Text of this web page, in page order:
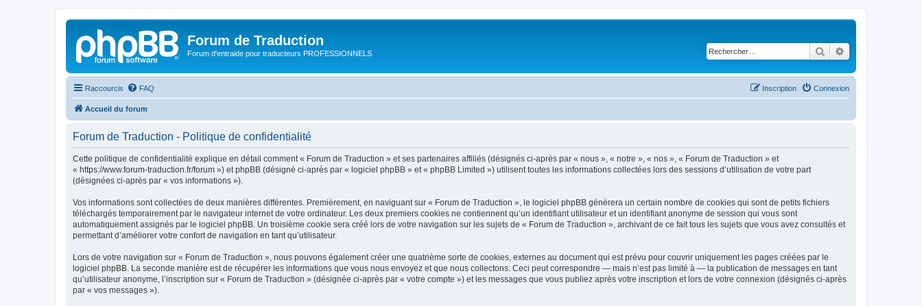
Forum de Traduction
Forum d'entraide pour traducteurs PROFESSIONNELS Rechercher
Raccourcis FAQ Connexion
Inscription
Accueil du forum
Forum de Traduction - Politique de confidentialité
Cette politique de confidentialité explique en détail comment « Forum de Traduction » et ses partenaires affiliés (désignés ci-après par « nous », « notre », « nos », « Forum de Traduction » et
« https://www.forum-traduction.fr/forum ») et phpBB (désigné ci-après par « logiciel phpBB » et « phpBB Limited ») utilisent toutes les informations collectées lors des sessions d’utilisation de votre part
(désignées ci-après par « vos informations »).
Vos informations sont collectées de deux manières différentes. Premièrement, en naviguant sur « Forum de Traduction », le logiciel phpBB génèrera un certain nombre de cookies qui sont de petits fichiers
téléchargés temporairement par le navigateur internet de votre ordinateur. Les deux premiers cookies ne contiennent qu’un identifiant utilisateur et un identifiant anonyme de session qui vous sont
automatiquement assignés par le logiciel phpBB. Un troisième cookie sera créé lors de votre navigation sur les sujets de « Forum de Traduction », archivant de ce fait tous les sujets que vous avez consultés et
permettant d’améliorer votre confort de navigation en tant qu’utilisateur.
Lors de votre navigation sur « Forum de Traduction », nous pouvons également créer une quatrième sorte de cookies, externes au document qui est prévu pour couvrir uniquement les pages créées par le
logiciel phpBB. La seconde manière est de récupérer les informations que vous nous envoyez et que nous collectons. Ceci peut correspondre — mais n’est pas limité à — la publication de messages en tant
qu’utilisateur anonyme, l’inscription sur « Forum de Traduction » (désignée ci-après par « votre compte ») et les messages que vous publiez après votre inscription et lors de votre connexion (désignés ci-après
par « vos messages »).